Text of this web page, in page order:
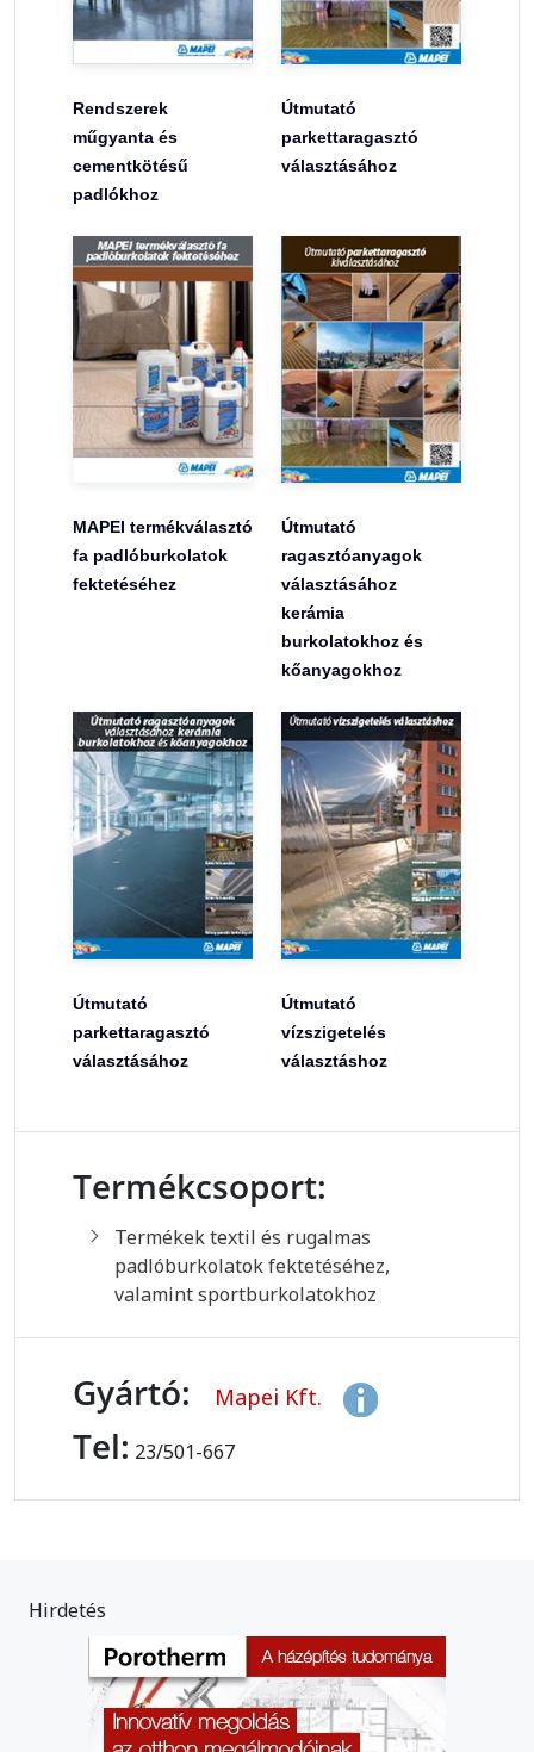
Rendszerek
műgyanta és
cementkötésű
padlókhoz
Útmutató
parkettaragasztó
választásához
MAPEI termékválasztó
fa padlóburkolatok
fektetéséhez
Útmutató
ragasztóanyagok
választásához
kerámia
burkolatokhoz és
kőanyagokhoz
Útmutató
parkettaragasztó
választásához
Útmutató
vízszigetelés
választáshoz
Termékcsoport:
Termékek textil és rugalmas
padlóburkolatok fektetéséhez,
valamint sportburkolatokhoz
Gyártó: Mapei Kft.
Tel: 23/501-667
Hirdetés